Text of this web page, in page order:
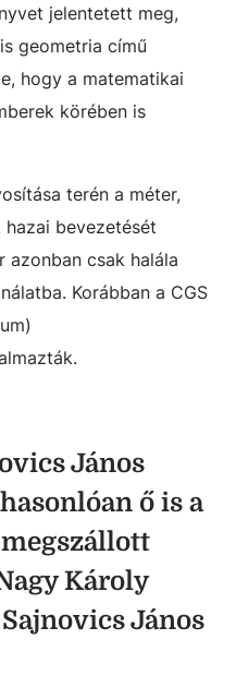
jelentetett meg,
geometria című
hogy a matematikai
körében is
terén a méter,
bevezetését
azonban csak halála
Korábban a CGS
János
ő is a
Károly
János